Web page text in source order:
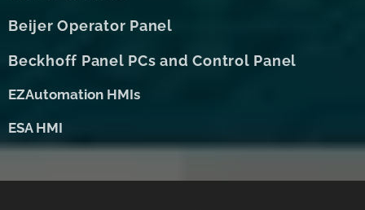
Beijer Operator Panel
Beckhoff Panel PCs and Control Panel
EZAutomation HMIs
ESA HMI